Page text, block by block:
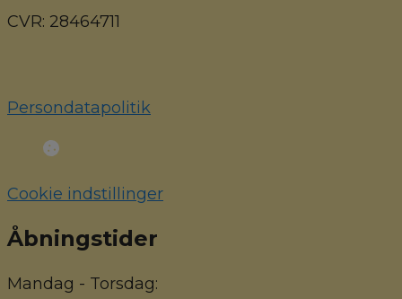
CVR: 28464711
Persondatapolitik
Cookie indstillinger
Åbningstider
Mandag - Torsdag: